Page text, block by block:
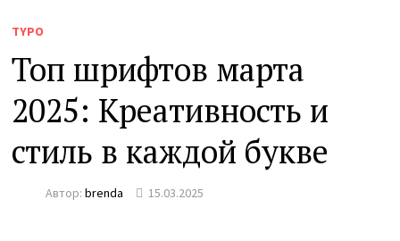
TYPO
Топ шрифтов марта
2025: Креативность и
стиль в каждой букве
Автор:brenda 15.03.2025